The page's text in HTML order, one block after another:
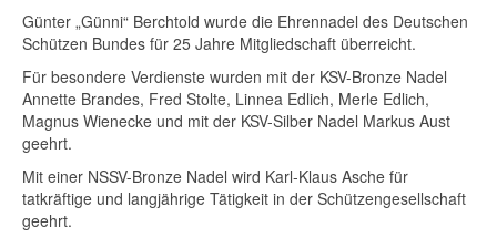
Günter „Günni“ Berchtold wurde die Ehrennadel des Deutschen
Schützen Bundes für 25 Jahre Mitgliedschaft überreicht.
Für besondere Verdienste wurden mit der KSV-Bronze Nadel
Annette Brandes, Fred Stolte, Linnea Edlich, Merle Edlich,
Magnus Wienecke und mit der KSV-Silber Nadel Markus Aust
geehrt.
Mit einer NSSV-Bronze Nadel wird Karl-Klaus Asche für
tatkräftige und langjährige Tätigkeit in der Schützengesellschaft
geehrt.